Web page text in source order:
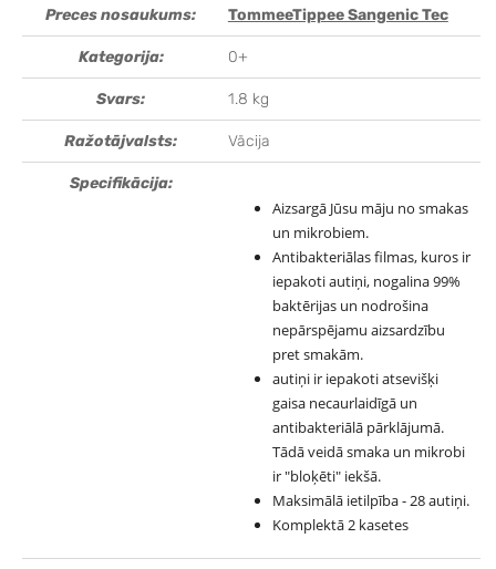
Preces nosaukums: TommeeTippee Sangenic Tec
Kategorija: 0+
Svars: 1.8 kg
Ražotājvalsts: Vācija
Specifikācija:
Aizsargā Jūsu māju no smakas
un mikrobiem.
Antibakteriālas filmas, kuros ir
iepakoti autiņi, nogalina 99%
baktērijas un nodrošina
nepārspējamu aizsardzību
pret smakām.
autiņi ir iepakoti atsevišķi
gaisa necaurlaidīgā un
antibakteriālā pārklājumā.
Tādā veidā smaka un mikrobi
ir "bloķēti" iekšā.
Maksimālā ietilpība - 28 autiņi.
Komplektā 2 kasetes